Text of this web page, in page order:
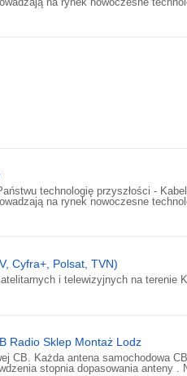
technologię przyszłości - Kabel
na rynek nowoczesne
Cyfra+, Polsat, TVN)
i telewizyjnych na terenie
Radio Sklep Montaż Lodz
CB. Każda antena samochodowa CB
stopnia dopasowania anteny .